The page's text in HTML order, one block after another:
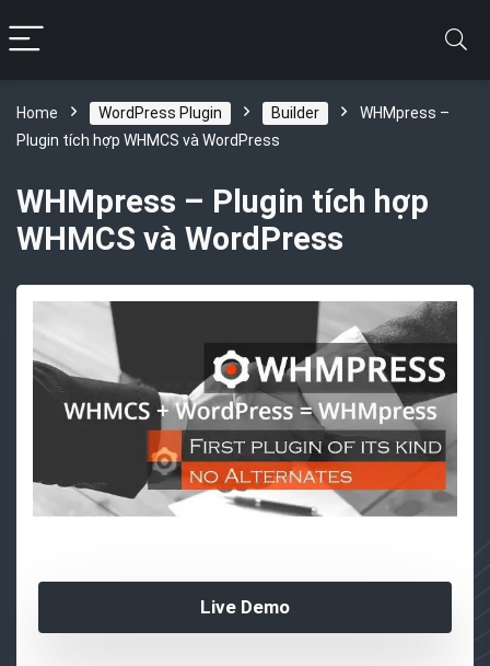
Home WordPress Plugin Builder
WHMpress –
Plugin tích hợp WHMCS và WordPress
WHMpress – Plugin tích hợp
WHMCS và WordPress
Live Demo